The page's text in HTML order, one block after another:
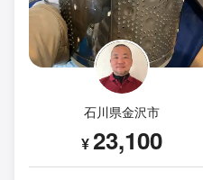
石川県金沢市
¥23,100